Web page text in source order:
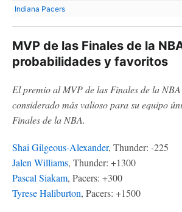
Indiana Pacers
MVP de las Finales de la
probabilidades y favoritos
El premio al MVP de las Finales de la
considerado más valioso para su equipo
Finales de la NBA.
Shai Gilgeous-Alexander, Thunder: -225
Jalen Williams, Thunder: +1300
Pascal Siakam, Pacers: +300
Tyrese Haliburton, Pacers: +1500